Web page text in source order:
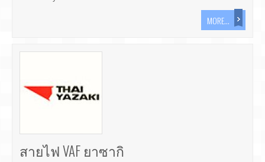
MORE...
สายไฟ VAF ยาซากิ